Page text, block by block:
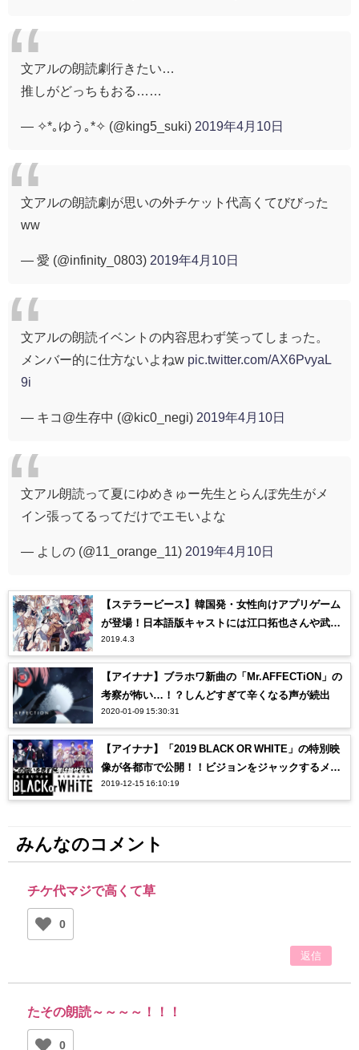
文アルの朗読劇行きたい…
推しがどっちもおる……
— ✧*｡ゆう｡*✧︎ (@king5_suki) 2019年4月10日
文アルの朗読劇が思いの外チケット代高くてびびった
ww
— 愛 (@infinity_0803) 2019年4月10日
文アルの朗読イベントの内容思わず笑ってしまった。
メンバー的に仕方ないよねw pic.twitter.com/AX6PvyaL
9i
— キコ@生存中 (@kic0_negi) 2019年4月10日
文アル朗読って夏にゆめきゅー先生とらんぽ先生がメ
イン張ってるってだけでエモいよな
— よしの (@11_orange_11) 2019年4月10日
【ステラービース】韓国発・女性向けアプリゲーム
が登場！日本語版キャストには江口拓也さんや武内
駿輔さんも！
2019.4.3
【アイナナ】ブラホワ新曲の「Mr.AFFECTiON」の
考察が怖い…！？しんどすぎて辛くなる声が続出
2020-01-09 15:30:31
【アイナナ】「2019 BLACK OR WHITE」の特別映
像が各都市で公開！！ビジョンをジャックするメン
バーに注目！
2019-12-15 16:10:19
みんなのコメント
チケ代マジで高くて草
0
返信
たその朗読～～～～！！！
0